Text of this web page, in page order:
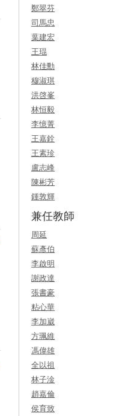
鄭翠芬
司馬忠
葉建宏
王琨
林佳勳
穆淑琪
洪啓峯
林恒毅
李憶菁
王嘉銓
王素珍
盧志峰
陳彬芳
鍾敦輝
兼任教師
周延
蘇彥伯
李啟明
謝政達
張書豪
粘心華
李加崴
方珮維
馮偉雄
全以祖
林子淦
趙嘉倫
侯育致